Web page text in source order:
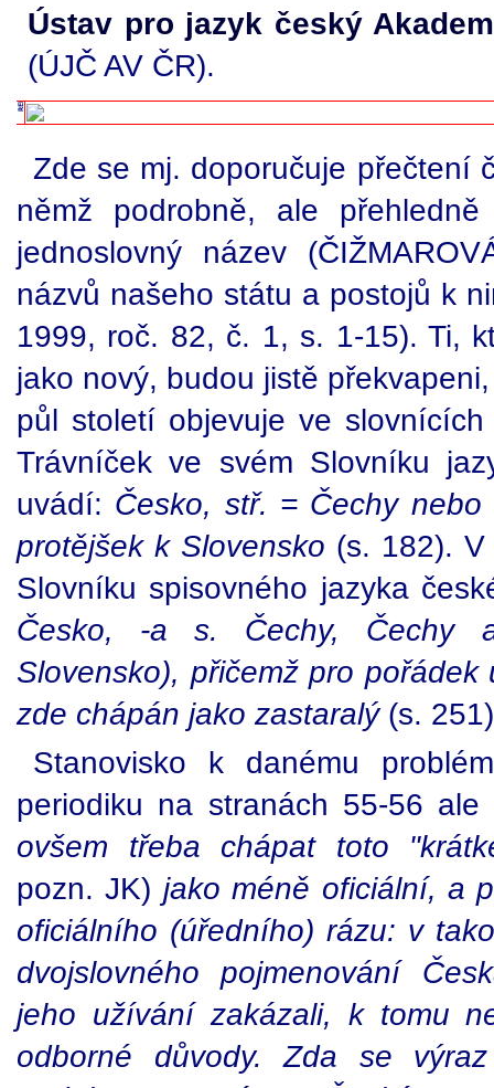
Ústav pro jazyk český
(ÚJČ AV ČR).
Zde se mj. doporučuje přečtení
němž podrobně, ale
jednoslovný název
názvů našeho státu a postojů k
1999, roč. 82, č. 1, s. 1-15). Ti,
jako nový, budou jistě
půl století objevuje ve
Trávníček ve svém Slovníku
uvádí: Česko, stř. = Čechy
protějšek k Slovensko (s. 182).
Slovníku spisovného jazyka
Česko, -a s. Čechy, Čechy
Slovensko), přičemž pro
zde chápán jako zastaralý(s.
Stanovisko k danému
periodiku na stranách 55-56
ovšem třeba chápat toto
pozn. JK) jako méně oficiální, a
oficiálního (úředního) rázu: v
dvojslovného pojmenování
jeho užívání zakázali, k tomu
odborné důvody. Zda se